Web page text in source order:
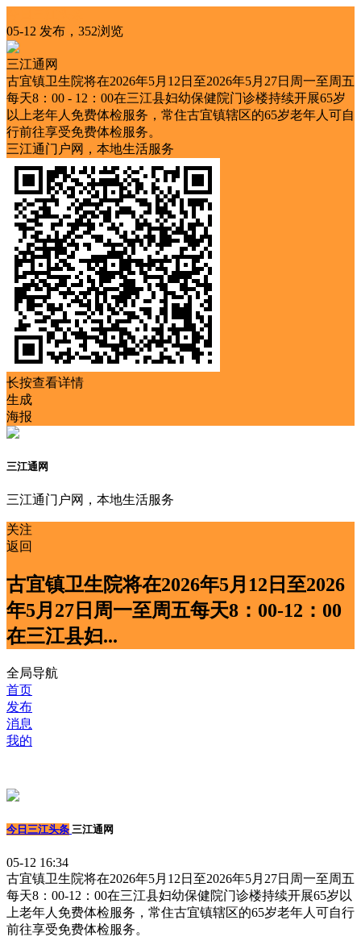
05-12 发布，352浏览
三江通网
古宜镇卫生院将在2026年5月12日至2026年5月27日周一至周五
每天8：00 - 12：00在三江县妇幼保健院门诊楼持续开展65岁
以上老年人免费体检服务，常住古宜镇辖区的65岁老年人可自
行前往享受免费体检服务。
三江通门户网，本地生活服务
长按查看详情
生成
海报
三江通网
三江通门户网，本地生活服务
关注
返回
古宜镇卫生院将在2026年5月12日至2026
年5月27日周一至周五每天8：00-12：00
在三江县妇...
全局导航
首页
发布
消息
我的
今日三江头条 三江通网
05-12 16:34
古宜镇卫生院将在2026年5月12日至2026年5月27日周一至周五
每天8：00-12：00在三江县妇幼保健院门诊楼持续开展65岁以
上老年人免费体检服务，常住古宜镇辖区的65岁老年人可自行
前往享受免费体检服务。